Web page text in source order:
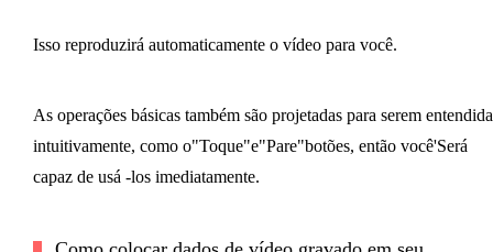
Isso reproduzirá automaticamente o vídeo para você.
As operações básicas também são projetadas para serem
intuitivamente, como o"Toque"e"Pare"botões, então você'Será
capaz de usá -los imediatamente.